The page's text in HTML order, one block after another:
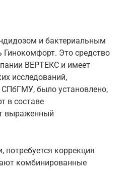
и бактериальным
Это средство
ВЕРТЕКС и имеет
исследований,
было установлено,
в составе
выраженный
коррекция
комбинированные